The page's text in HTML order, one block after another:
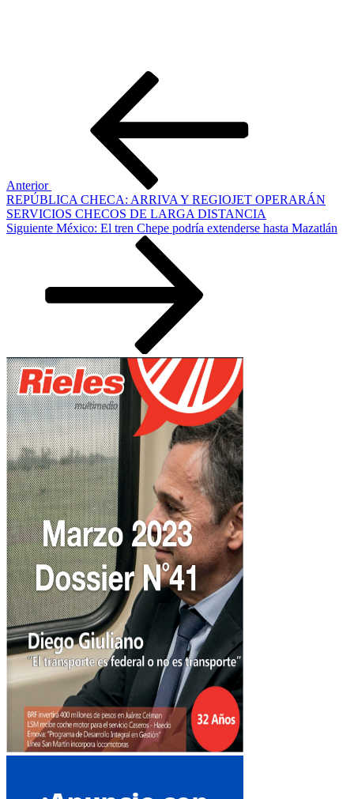
Anterior
REPÚBLICA CHECA: ARRIVA Y REGIOJET OPERARÁN
SERVICIOS CHECOS DE LARGA DISTANCIA
Siguiente
Siguiente México: El tren Chepe podría extenderse hasta Mazatlán